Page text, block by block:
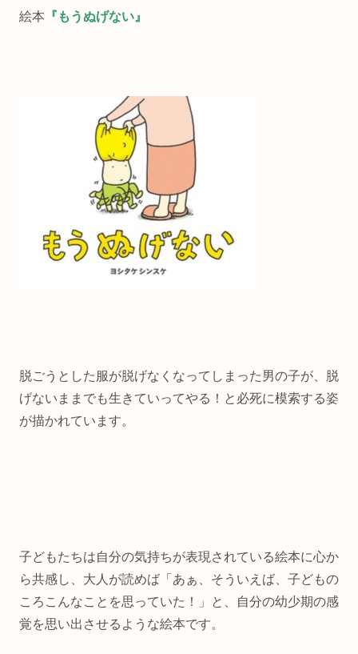
絵本 『もうぬげない』
脱ごうとした服が脱げなくなってしまった男の子が、脱
げないままでも生きていってやる！と必死に模索する姿
が描かれています。
子どもたちは自分の気持ちが表現されている絵本に心か
ら共感し、大人が読めば「あぁ、そういえば、子どもの
ころこんなことを思っていた！」と、自分の幼少期の感
覚を思い出させるような絵本です。